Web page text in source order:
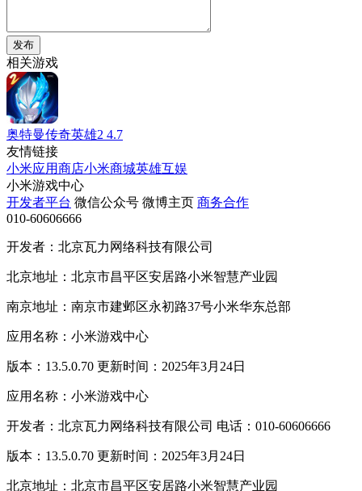
发布
相关游戏
奥特曼传奇英雄2 4.7
友情链接
小米应用商店小米商城英雄互娱
小米游戏中心
开发者平台 微信公众号 微博主页 商务合作
010-60606666
开发者：北京瓦力网络科技有限公司
北京地址：北京市昌平区安居路小米智慧产业园
南京地址：南京市建邺区永初路37号小米华东总部
应用名称：小米游戏中心
版本：13.5.0.70 更新时间：2025年3月24日
应用名称：小米游戏中心
开发者：北京瓦力网络科技有限公司 电话：010-60606666
版本：13.5.0.70 更新时间：2025年3月24日
北京地址：北京市昌平区安居路小米智慧产业园